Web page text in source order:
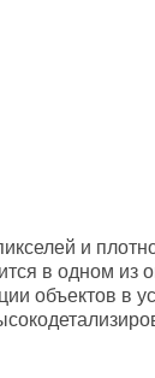
и
в одном из
объектов в